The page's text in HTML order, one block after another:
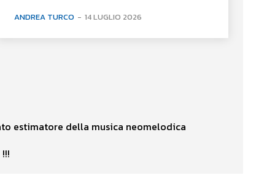
ANDREA TURCO - 14 LUGLIO 2026
estimatore della musica neomelodica